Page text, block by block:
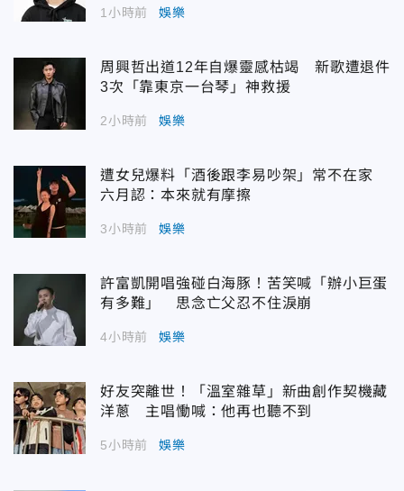
1小時前 娛樂
周興哲出道12年自爆靈感枯竭 新歌遭退件
3次「靠東京一台琴」神救援
2小時前 娛樂
遭女兒爆料「酒後跟李易吵架」常不在家
六月認：本來就有摩擦
3小時前 娛樂
許富凱開唱強碰白海豚！苦笑喊「辦小巨蛋
有多難」 思念亡父忍不住淚崩
4小時前 娛樂
好友突離世！「溫室雜草」新曲創作契機藏
洋蔥 主唱慟喊：他再也聽不到
5小時前 娛樂